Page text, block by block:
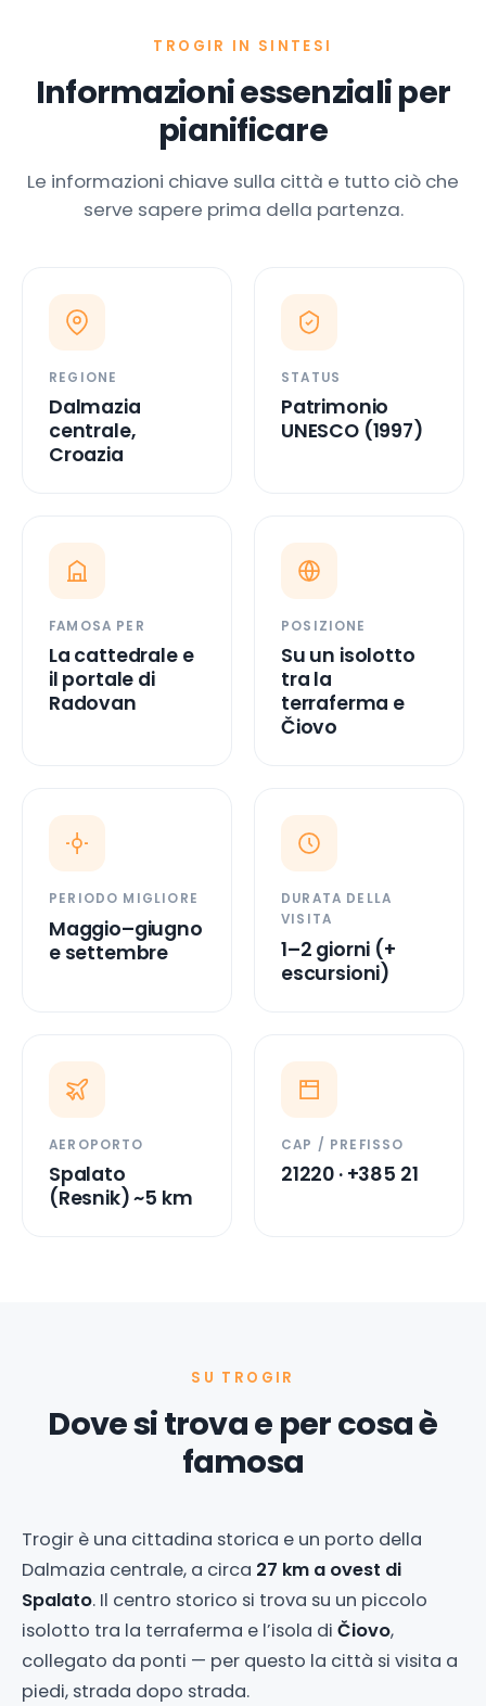
TROGIR IN SINTESI
Informazioni essenziali per
pianificare
Le informazioni chiave sulla città e tutto ciò che
serve sapere prima della partenza.
REGIONE
Dalmazia
centrale,
Croazia
STATUS
Patrimonio
UNESCO (1997)
FAMOSA PER
La cattedrale e
il portale di
Radovan
POSIZIONE
Su un isolotto
tra la
terraferma e
Čiovo
PERIODO MIGLIORE
Maggio–giugno
e settembre
DURATA DELLA
VISITA
1–2 giorni (+
escursioni)
AEROPORTO
Spalato
(Resnik) ~5 km
CAP / PREFISSO
21220 · +385 21
SU TROGIR
Dove si trova e per cosa è
famosa
Trogir è una cittadina storica e un porto della
Dalmazia centrale, a circa 27 km a ovest di
Spalato. Il centro storico si trova su un piccolo
isolotto tra la terraferma e l’isola di Čiovo,
collegato da ponti — per questo la città si visita a
piedi, strada dopo strada.